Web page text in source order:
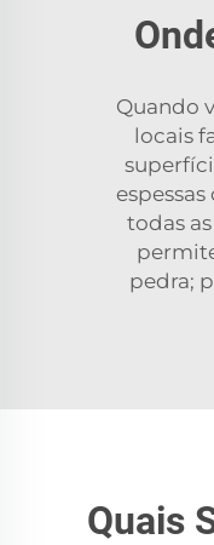
Quando
locais
todas
pedra;
Quais